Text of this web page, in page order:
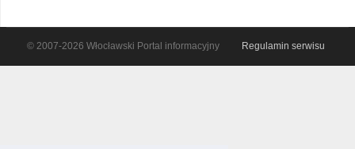
© 2007-2026 Włocławski Portal informacyjny Regulamin serwisu